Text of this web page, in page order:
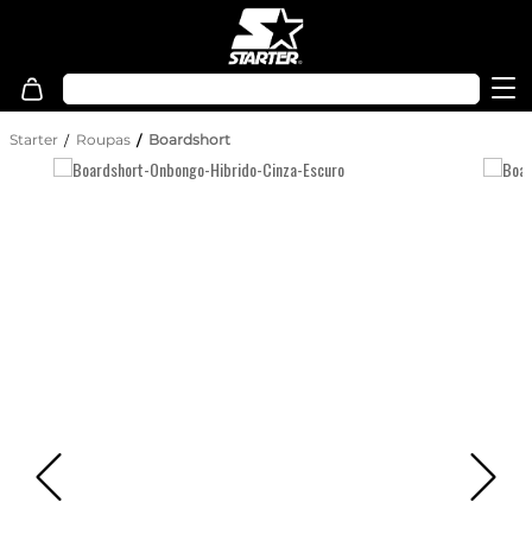
Starter Roupas Boardshort